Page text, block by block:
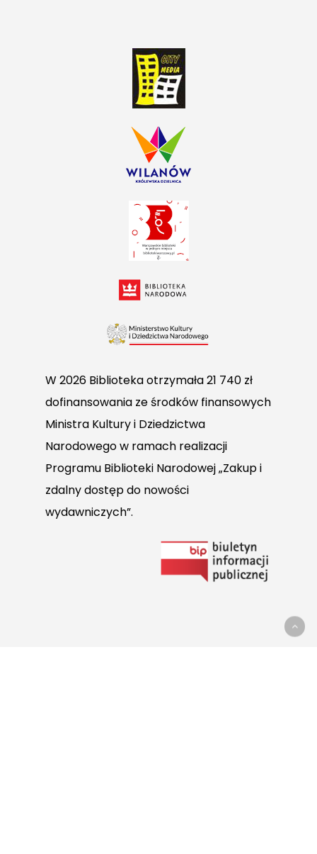
W 2026 Biblioteka otrzymała 21 740 zł
dofinansowania ze środków finansowych
Ministra Kultury i Dziedzictwa
Narodowego w ramach realizacji
Programu Biblioteki Narodowej „Zakup i
zdalny dostęp do nowości
wydawniczych”.
do